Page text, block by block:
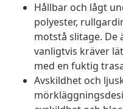
Hållbar och lågt
polyester,
motstå slitage. De
vanligtvis kräver
med en fuktig
Avskildhet och